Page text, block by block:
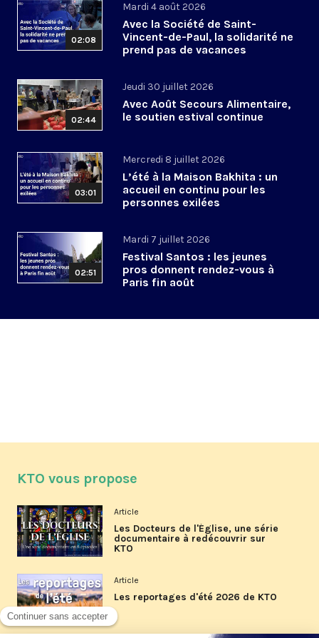
02:08
Mardi 4 août 2026
Avec la Société de Saint-
Vincent-de-Paul, la solidarité ne
prend pas de vacances
02:44
Jeudi 30 juillet 2026
Avec Août Secours Alimentaire,
le soutien estival continue
03:01
Mercredi 8 juillet 2026
L’été à la Maison Bakhita : un
accueil en continu pour les
personnes exilées
02:51
Mardi 7 juillet 2026
Festival Santos : les jeunes
pros donnent rendez-vous à
Paris fin août
KTO vous propose
Article
Les Docteurs de l'Église, une série
documentaire à redécouvrir sur
KTO
Article
Les reportages d'été 2026 de KTO